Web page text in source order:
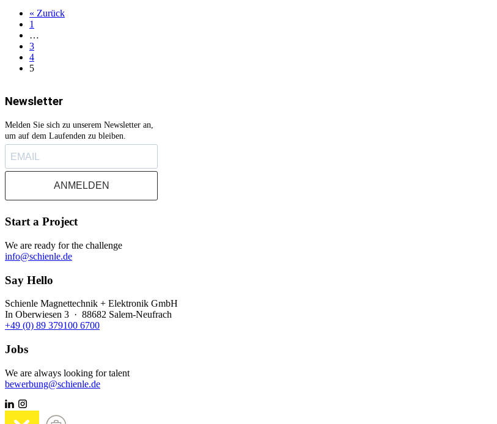
« Zurück
1
…
3
4
5
Newsletter
Melden Sie sich zu unserem Newsletter an,
um auf dem Laufenden zu bleiben.
ANMELDEN
Start a Project
We are ready for the challenge
info@schienle.de
Say Hello
Schienle Magnettechnik + Elektronik GmbH
In Oberwiesen 3 · 88682 Salem-Neufrach
+49 (0) 89 379100 6700
Jobs
We are always looking for talent
bewerbung@schienle.de